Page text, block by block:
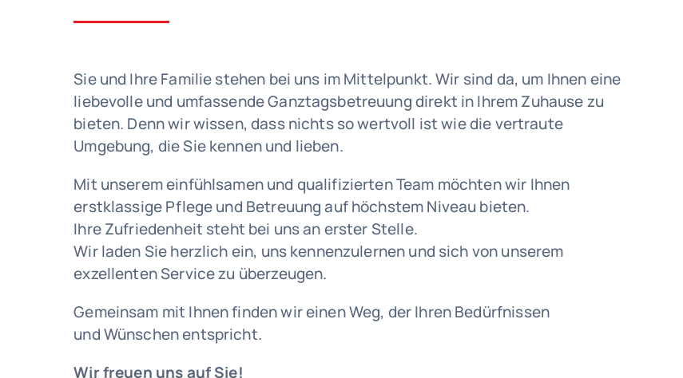
Sie und Ihre Familie stehen bei uns im Mittelpunkt. Wir sind da, um Ihnen eine
liebevolle und umfassende Ganztagsbetreuung direkt in Ihrem Zuhause zu
bieten. Denn wir wissen, dass nichts so wertvoll ist wie die vertraute
Umgebung, die Sie kennen und lieben.
Mit unserem einfühlsamen und qualifizierten Team möchten wir Ihnen
erstklassige Pflege und Betreuung auf höchstem Niveau bieten.
Ihre Zufriedenheit steht bei uns an erster Stelle.
Wir laden Sie herzlich ein, uns kennenzulernen und sich von unserem
exzellenten Service zu überzeugen.
Gemeinsam mit Ihnen finden wir einen Weg, der Ihren Bedürfnissen
und Wünschen entspricht.
Wir freuen uns auf Sie!